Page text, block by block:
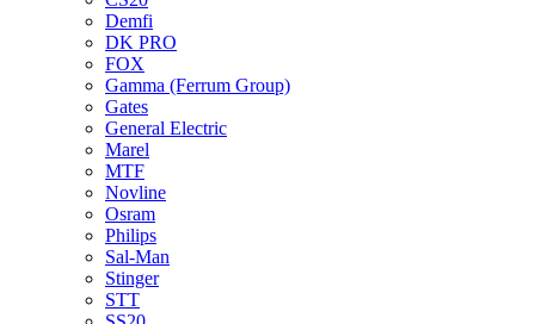
Demfi
DK PRO
FOX
Gamma (Ferrum Group)
Gates
General Electric
Marel
MTF
Novline
Osram
Philips
Sal-Man
Stinger
STT